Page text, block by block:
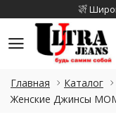
Скидка
Главная Каталог
Женские Джинсы